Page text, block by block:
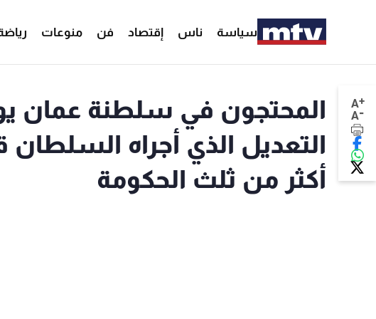
سياسة ناس إقتصاد فن منوعات
A+
A-
المحتجون في سلطنة عمان
التعديل الذي أجراه
أكثر من ثلث الحكومة